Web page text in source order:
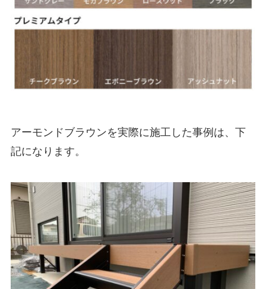
アーモンドブラウンを実際に施工した事例は、下
記になります。